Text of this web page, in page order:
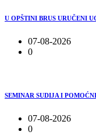
U OPŠTINI BRUS URUČENI
07-08-2026
0
SEMINAR SUDIJA I
07-08-2026
0